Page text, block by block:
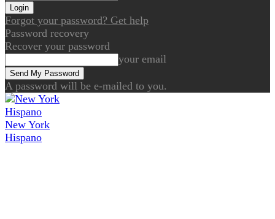
Forgot your password? Get help
Password recovery
Recover your password
your email
A password will be e-mailed to you.
New York
Hispano